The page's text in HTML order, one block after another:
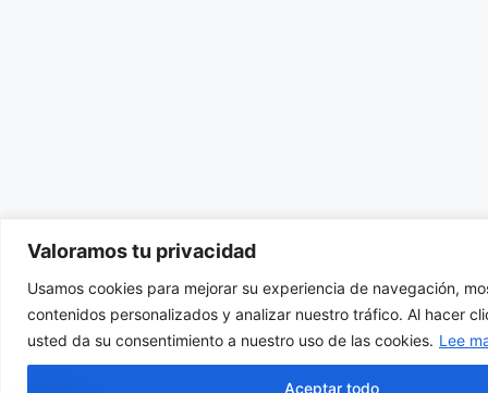
Valoramos tu privacidad
Usamos cookies para mejorar su experiencia de navegación,
contenidos personalizados y analizar nuestro tráfico. Al hacer
usted da su consentimiento a nuestro uso de las cookies. Lee
Aceptar todo